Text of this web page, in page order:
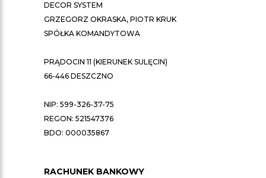
DECOR SYSTEM
GRZEGORZ OKRASKA, PIOTR KRUK
SPÓŁKA KOMANDYTOWA
PRĄDOCIN 11 (KIERUNEK SULĘCIN)
66-446 DESZCZNO
NIP: 599-326-37-75
REGON: 521547376
BDO: 000035867
RACHUNEK BANKOWY